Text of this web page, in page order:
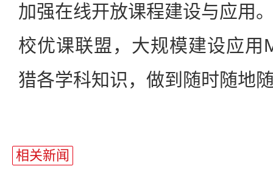
加强在线开放课程建设与应用
校优课联盟，大规模建设应用
猎各学科知识，做到随时随地
相关新闻